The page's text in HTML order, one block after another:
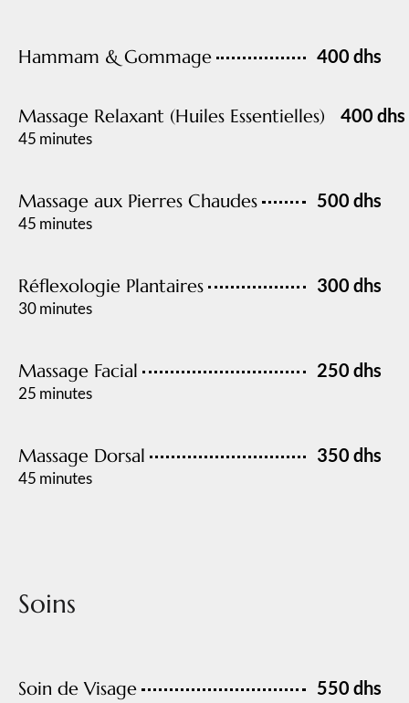
Hammam & Gommage 400 dhs
Massage Relaxant (Huiles Essentielles) 400 dhs
45 minutes
Massage aux Pierres Chaudes 500 dhs
45 minutes
Réflexologie Plantaires 300 dhs
30 minutes
Massage Facial 250 dhs
25 minutes
Massage Dorsal 350 dhs
45 minutes
Soins
Soin de Visage 550 dhs